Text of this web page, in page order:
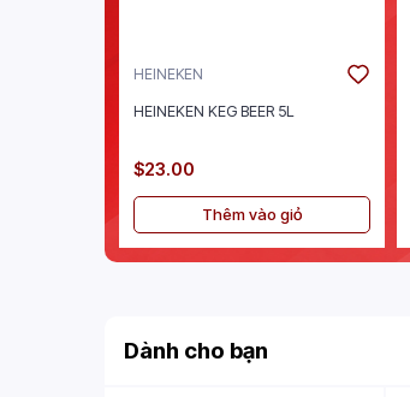
HEINEKEN
HEINEKEN KEG BEER 5L
$23.00
Thêm vào giỏ
Dành cho bạn